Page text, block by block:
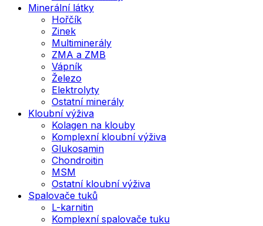
Minerální látky
Hořčík
Zinek
Multiminerály
ZMA a ZMB
Vápník
Železo
Elektrolyty
Ostatní minerály
Kloubní výživa
Kolagen na klouby
Komplexní kloubní výživa
Glukosamin
Chondroitin
MSM
Ostatní kloubní výživa
Spalovače tuků
L-karnitin
Komplexní spalovače tuku